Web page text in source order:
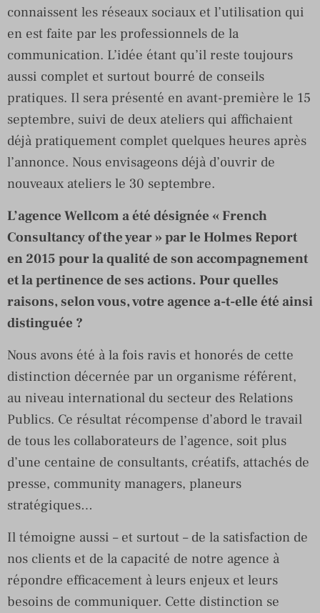
connaissent les réseaux sociaux et l’utilisation qui
en est faite par les professionnels de la
communication. L’idée étant qu’il reste toujours
aussi complet et surtout bourré de conseils
pratiques. Il sera présenté en avant-première le 15
septembre, suivi de deux ateliers qui affichaient
déjà pratiquement complet quelques heures après
l’annonce. Nous envisageons déjà d’ouvrir de
nouveaux ateliers le 30 septembre.
L’agence Wellcom a été désignée « French
Consultancy of the year » par le Holmes Report
en 2015 pour la qualité de son accompagnement
et la pertinence de ses actions. Pour quelles
raisons, selon vous, votre agence a-t-elle été ainsi
distinguée ?
Nous avons été à la fois ravis et honorés de cette
distinction décernée par un organisme référent,
au niveau international du secteur des Relations
Publics. Ce résultat récompense d’abord le travail
de tous les collaborateurs de l’agence, soit plus
d’une centaine de consultants, créatifs, attachés de
presse, community managers, planeurs
stratégiques…
Il témoigne aussi – et surtout – de la satisfaction de
nos clients et de la capacité de notre agence à
répondre efficacement à leurs enjeux et leurs
besoins de communiquer. Cette distinction se